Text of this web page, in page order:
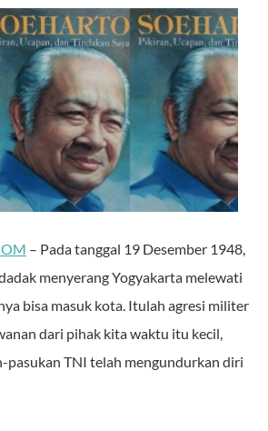
– Pada tanggal 19 Desember 1948,
menyerang Yogyakarta melewati
bisa masuk kota. Itulah agresi militer
dari pihak kita waktu itu kecil,
pasukan TNI telah mengundurkan diri